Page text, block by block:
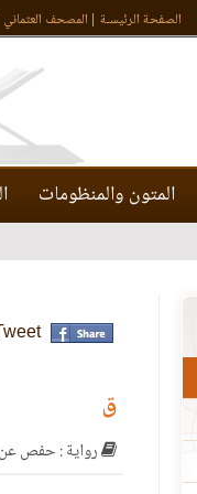
الصفحة الرئيسـة المصحف العثماني
المتون والمنظومات
ق
رواية : حفص